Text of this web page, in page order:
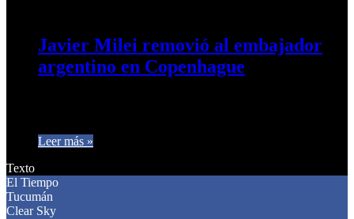
Javier Milei removió al embajador
argentino en Copenhague
Leer más »
Texto
El Tiempo
Tucumán
Clear Sky